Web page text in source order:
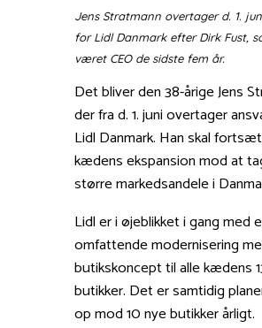
Jens Stratmann overtager d. 1.
for Lidl Danmark efter Dirk Fust,
været CEO de sidste fem år.
Det bliver den 38-årige Jens
der fra d. 1. juni overtager
Lidl Danmark. Han skal
kædens ekspansion mod at
større markedsandele i
Lidl er i øjeblikket i gang med
omfattende modernisering
butikskoncept til alle kædens
butikker. Det er samtidig
op mod 10 nye butikker årligt.